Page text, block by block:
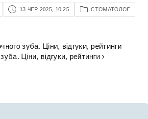
13 ЧЕР 2025, 10:25 СТОМАТОЛОГ
зуба. Ціни, відгуки, рейтинги
Ціни, відгуки, рейтинги ›